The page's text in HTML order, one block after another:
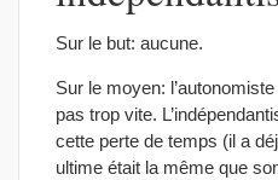
Sur le but: aucune.
Sur le moyen:
pas trop vite.
cette perte de temps (il a
ultime était la même que